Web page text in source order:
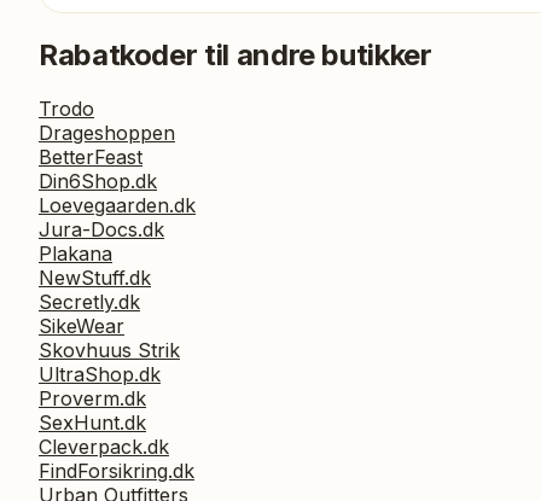
Rabatkoder til andre butikker
Trodo
Drageshoppen
BetterFeast
Din6Shop.dk
Loevegaarden.dk
Jura-Docs.dk
Plakana
NewStuff.dk
Secretly.dk
SikeWear
Skovhuus Strik
UltraShop.dk
Proverm.dk
SexHunt.dk
Cleverpack.dk
FindForsikring.dk
Urban Outfitters